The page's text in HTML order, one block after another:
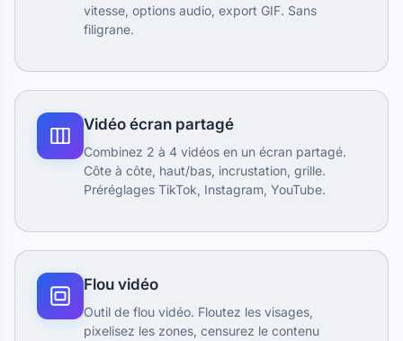
vitesse, options audio, export GIF. Sans
filigrane.
Vidéo écran partagé
Combinez 2 à 4 vidéos en un écran partagé.
Côte à côte, haut/bas, incrustation, grille.
Préréglages TikTok, Instagram, YouTube.
Flou vidéo
Outil de flou vidéo. Floutez les visages,
pixelisez les zones, censurez le contenu